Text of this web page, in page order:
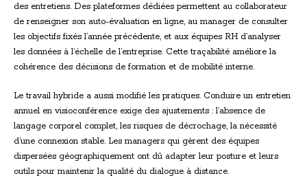
des entretiens. Des plateformes dédiées permettent au collaborateur
de renseigner son auto-évaluation en ligne, au manager de consulter
les objectifs fixés l’année précédente, et aux équipes RH d’analyser
les données à l’échelle de l’entreprise. Cette traçabilité améliore la
cohérence des décisions de formation et de mobilité interne.
Le travail hybride a aussi modifié les pratiques. Conduire un entretien
annuel en visioconférence exige des ajustements : l’absence de
langage corporel complet, les risques de décrochage, la nécessité
d’une connexion stable. Les managers qui gèrent des équipes
dispersées géographiquement ont dû adapter leur posture et leurs
outils pour maintenir la qualité du dialogue à distance.